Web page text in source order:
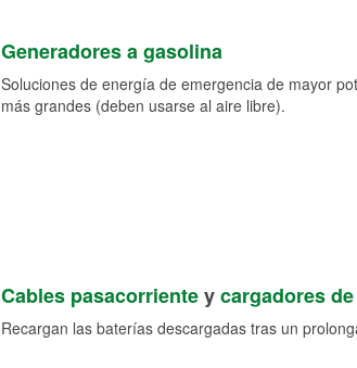
Generadores a gasolina
Soluciones de energía de emergencia de mayor
más grandes (deben usarse al aire libre).
Cables pasacorrienteycargadores
Recargan las baterías descargadas tras un